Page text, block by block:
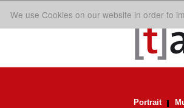
We use Cookies on our website in order to
Portrait